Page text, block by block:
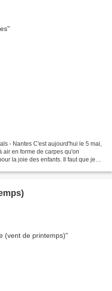
- Nantes C'est aujourd'hui le 5 mai,
air en forme de carpes qu'on
la joie des enfants. Il faut que je